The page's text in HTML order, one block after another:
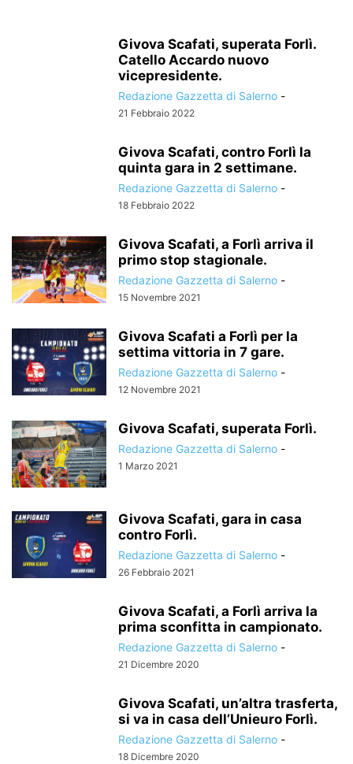
Givova Scafati, superata Forlì.
Catello Accardo nuovo
vicepresidente.
Redazione Gazzetta di Salerno -
21 Febbraio 2022
Givova Scafati, contro Forlì la
quinta gara in 2 settimane.
Redazione Gazzetta di Salerno -
18 Febbraio 2022
Givova Scafati, a Forlì arriva il
primo stop stagionale.
Redazione Gazzetta di Salerno -
15 Novembre 2021
Givova Scafati a Forlì per la
settima vittoria in 7 gare.
Redazione Gazzetta di Salerno -
12 Novembre 2021
Givova Scafati, superata Forlì.
Redazione Gazzetta di Salerno -
1 Marzo 2021
Givova Scafati, gara in casa
contro Forlì.
Redazione Gazzetta di Salerno -
26 Febbraio 2021
Givova Scafati, a Forlì arriva la
prima sconfitta in campionato.
Redazione Gazzetta di Salerno -
21 Dicembre 2020
Givova Scafati, un’altra trasferta,
si va in casa dell’Unieuro Forlì.
Redazione Gazzetta di Salerno -
18 Dicembre 2020